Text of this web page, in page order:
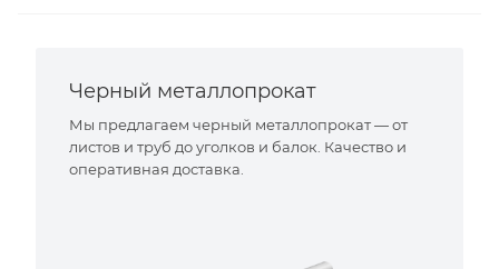
Черный металлопрокат
Мы предлагаем черный металлопрокат — от
листов и труб до уголков и балок. Качество и
оперативная доставка.